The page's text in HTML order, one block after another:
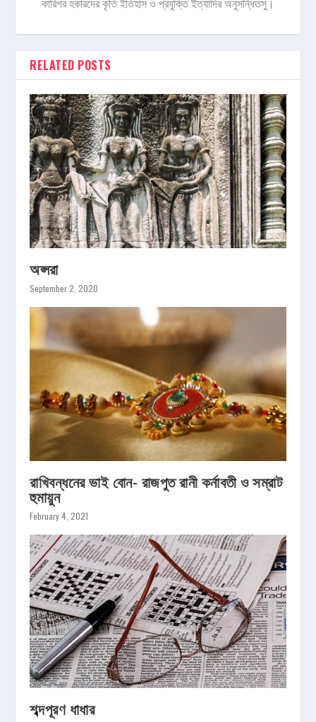
RELATED POSTS
অপ্সরা
September 2, 2020
রাখিবন্ধনের ভাই বোন- রাজপুত রানী কর্নাবতী ও সম্রাট
হুমায়ুন
February 4, 2021
শব্দপূরণ ধাধার